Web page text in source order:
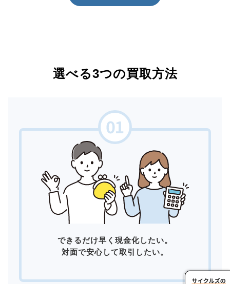
選べる3つの買取方法
できるだけ早く現金化したい。
対面で安心して取引したい。